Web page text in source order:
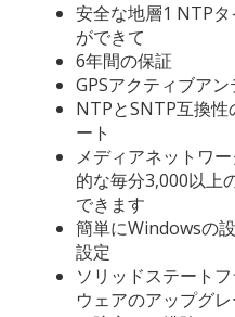
安全な地層1 NTP
ができて
6年間の保証
GPSアクティブア
NTPとSNTP互換性
ート
メディアネットワ
的な毎分3,000以上
できます
簡単にWindowsの
設定
ソリッドステート
ウェアのアップグ